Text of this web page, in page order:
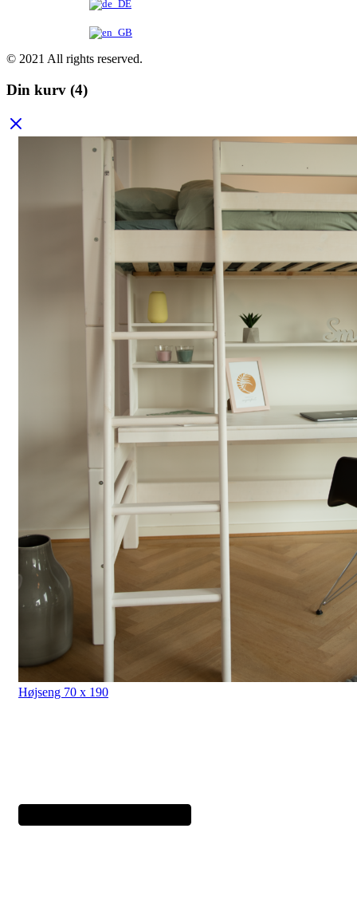
© 2021 All rights reserved.
Din kurv (4)
Højseng 70 x 190